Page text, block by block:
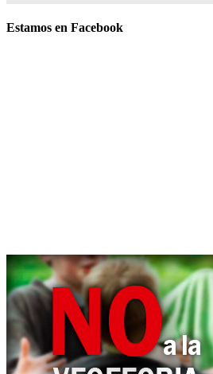
Estamos en Facebook